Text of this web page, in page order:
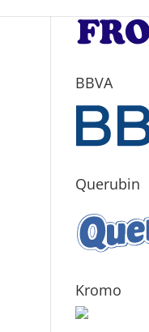
BBVA
Querubin
Kromo